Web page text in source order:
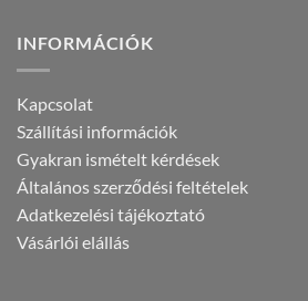
INFORMÁCIÓK
Kapcsolat
Szállítási információk
Gyakran ismételt kérdések
Általános szerződési feltételek
Adatkezelési tájékoztató
Vásárlói elállás